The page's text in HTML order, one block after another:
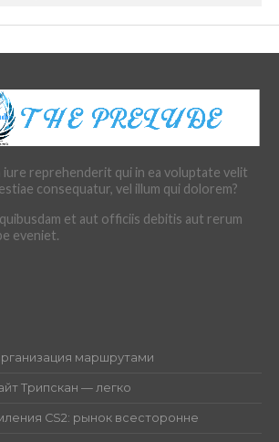
iure reprehenderit qui in ea voluptate velit
consequatur, vel illum qui dolorem?
et aut officiis debitis aut rerum
eveniet.
маршрутами
Трипскан — легко
CS2: рынок всесторонне